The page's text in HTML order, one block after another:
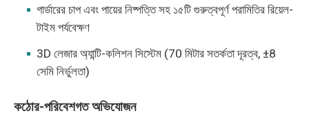
গার্ডারের চাপ এবং পায়ের নিষ্পত্তি সহ ১৫টি গুরুত্বপূর্ণ পরামিতির রিয়েল-
টাইম পর্যবেক্ষণ
3D লেজার অ্যান্টি-কলিশন সিস্টেম (70 মিটার সতর্কতা দূরত্ব, ±8
সেমি নির্ভুলতা)
কঠোর-পরিবেশগত অভিযোজন